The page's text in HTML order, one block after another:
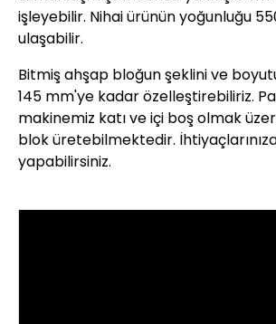
işleyebilir. Nihai ürünün yoğunluğu
ulaşabilir.
Bitmiş ahşap bloğun şeklini ve
145 mm'ye kadar özelleştirebiliriz.
makinemiz katı ve içi boş olmak
blok üretebilmektedir.
yapabilirsiniz.